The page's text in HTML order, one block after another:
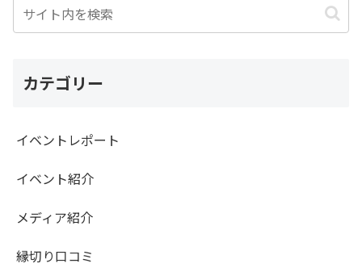
カテゴリー
イベントレポート
イベント紹介
メディア紹介
縁切り口コミ